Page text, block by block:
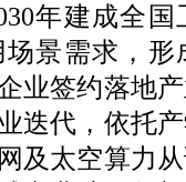
年建成全
景需求，
业签约落地
迭代，依托
及太空算力